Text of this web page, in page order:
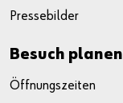
Pressebilder
Besuch planen
Öffnungszeiten